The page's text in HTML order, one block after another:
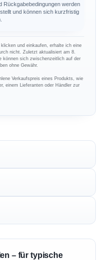
Rückgabebedingungen werden
und können sich kurzfristig
und einkaufen, erhalte ich eine
nicht. Zuletzt aktualisiert am 8.
können sich zwischenzeitlich auf der
ohne Gewähr.
Verkaufspreis eines Produkts, wie
einem Lieferanten oder Händler zur
– für typische